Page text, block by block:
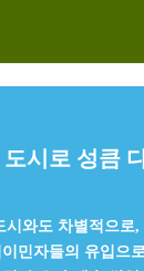
시로 성큼
와도 차별적으로,
민자들의 유입으